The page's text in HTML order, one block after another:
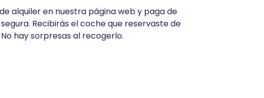
alquiler en nuestra página web y paga de
Recibirás el coche que reservaste de
hay sorpresas al recogerlo.